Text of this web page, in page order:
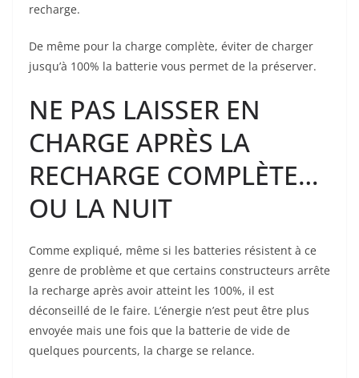
recharge.
De même pour la charge complète, éviter de charger
jusqu’à 100% la batterie vous permet de la préserver.
NE PAS LAISSER EN
CHARGE APRÈS LA
RECHARGE COMPLÈTE…
OU LA NUIT
Comme expliqué, même si les batteries résistent à ce
genre de problème et que certains constructeurs arrête
la recharge après avoir atteint les 100%, il est
déconseillé de le faire. L’énergie n’est peut être plus
envoyée mais une fois que la batterie de vide de
quelques pourcents, la charge se relance.